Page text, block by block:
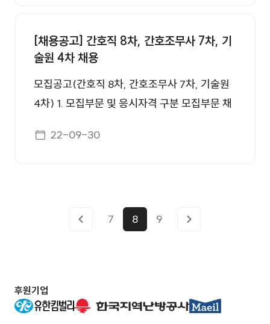
받고 그 집행유예의 기간이 완료된 날로부터 2
년을 경과하지 아니한 자 - 금고이상의 형의 선
는 자 - 법원의 판결 또는 다른 법률에 의하여 자
격이 상실 또는 정지된 자 - 징계에 의하여 파면
의 처분을 받은 때로부터 5년을 경과하지 아니
만 60세(정년) 초과자는 지원 불가 ※ 다음에 해
당하는 결격사유가 없는 자 - 피성년후견인과
피한정후견인 - 파산자로서 복권되지 아니한 자
- 금고이상의 형을 받고 그 집행이 종료되거나
하지 아니한 자 - 금고이상의 형을 받고 그 집행
판결 또는 다른 법률에 의하여 자격이 상실 또는
정지된 자 - 징계에 의하여 파면의 처분을 받은
과하지 아니한 자 - 「부패방지 및 국민권익위원
회의 설치와 운영에 관한 법률」 제82조에
[채용공고] 간호직 8차, 간호조무사 7차, 기
술원 4차 채용
모집공고(간호직 8차, 간호조무사 7차, 기술원
4차) 1. 모집부문 및 응시자격 구분 모집부문 채
간호업무 - 간호사면허증 소지자 - 3교대 근무
소지자) - 3교대 근무 가능한 자 정규직 기술원
초과자는 지원 불가 ※ 다음에 해당하는 결격사
유가 없는 자 - 피성년후견인과 피한정후견인 -
게시일자
22-09-30
7 8 9
후원기업